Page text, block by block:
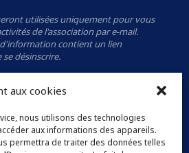
aux cookies
nous utilisons des technologies
aux informations des appareils.
permettra de traiter des données telles
utilisées uniquement pour vous
de l'association par e-mail.
contient un lien
désinscrire.